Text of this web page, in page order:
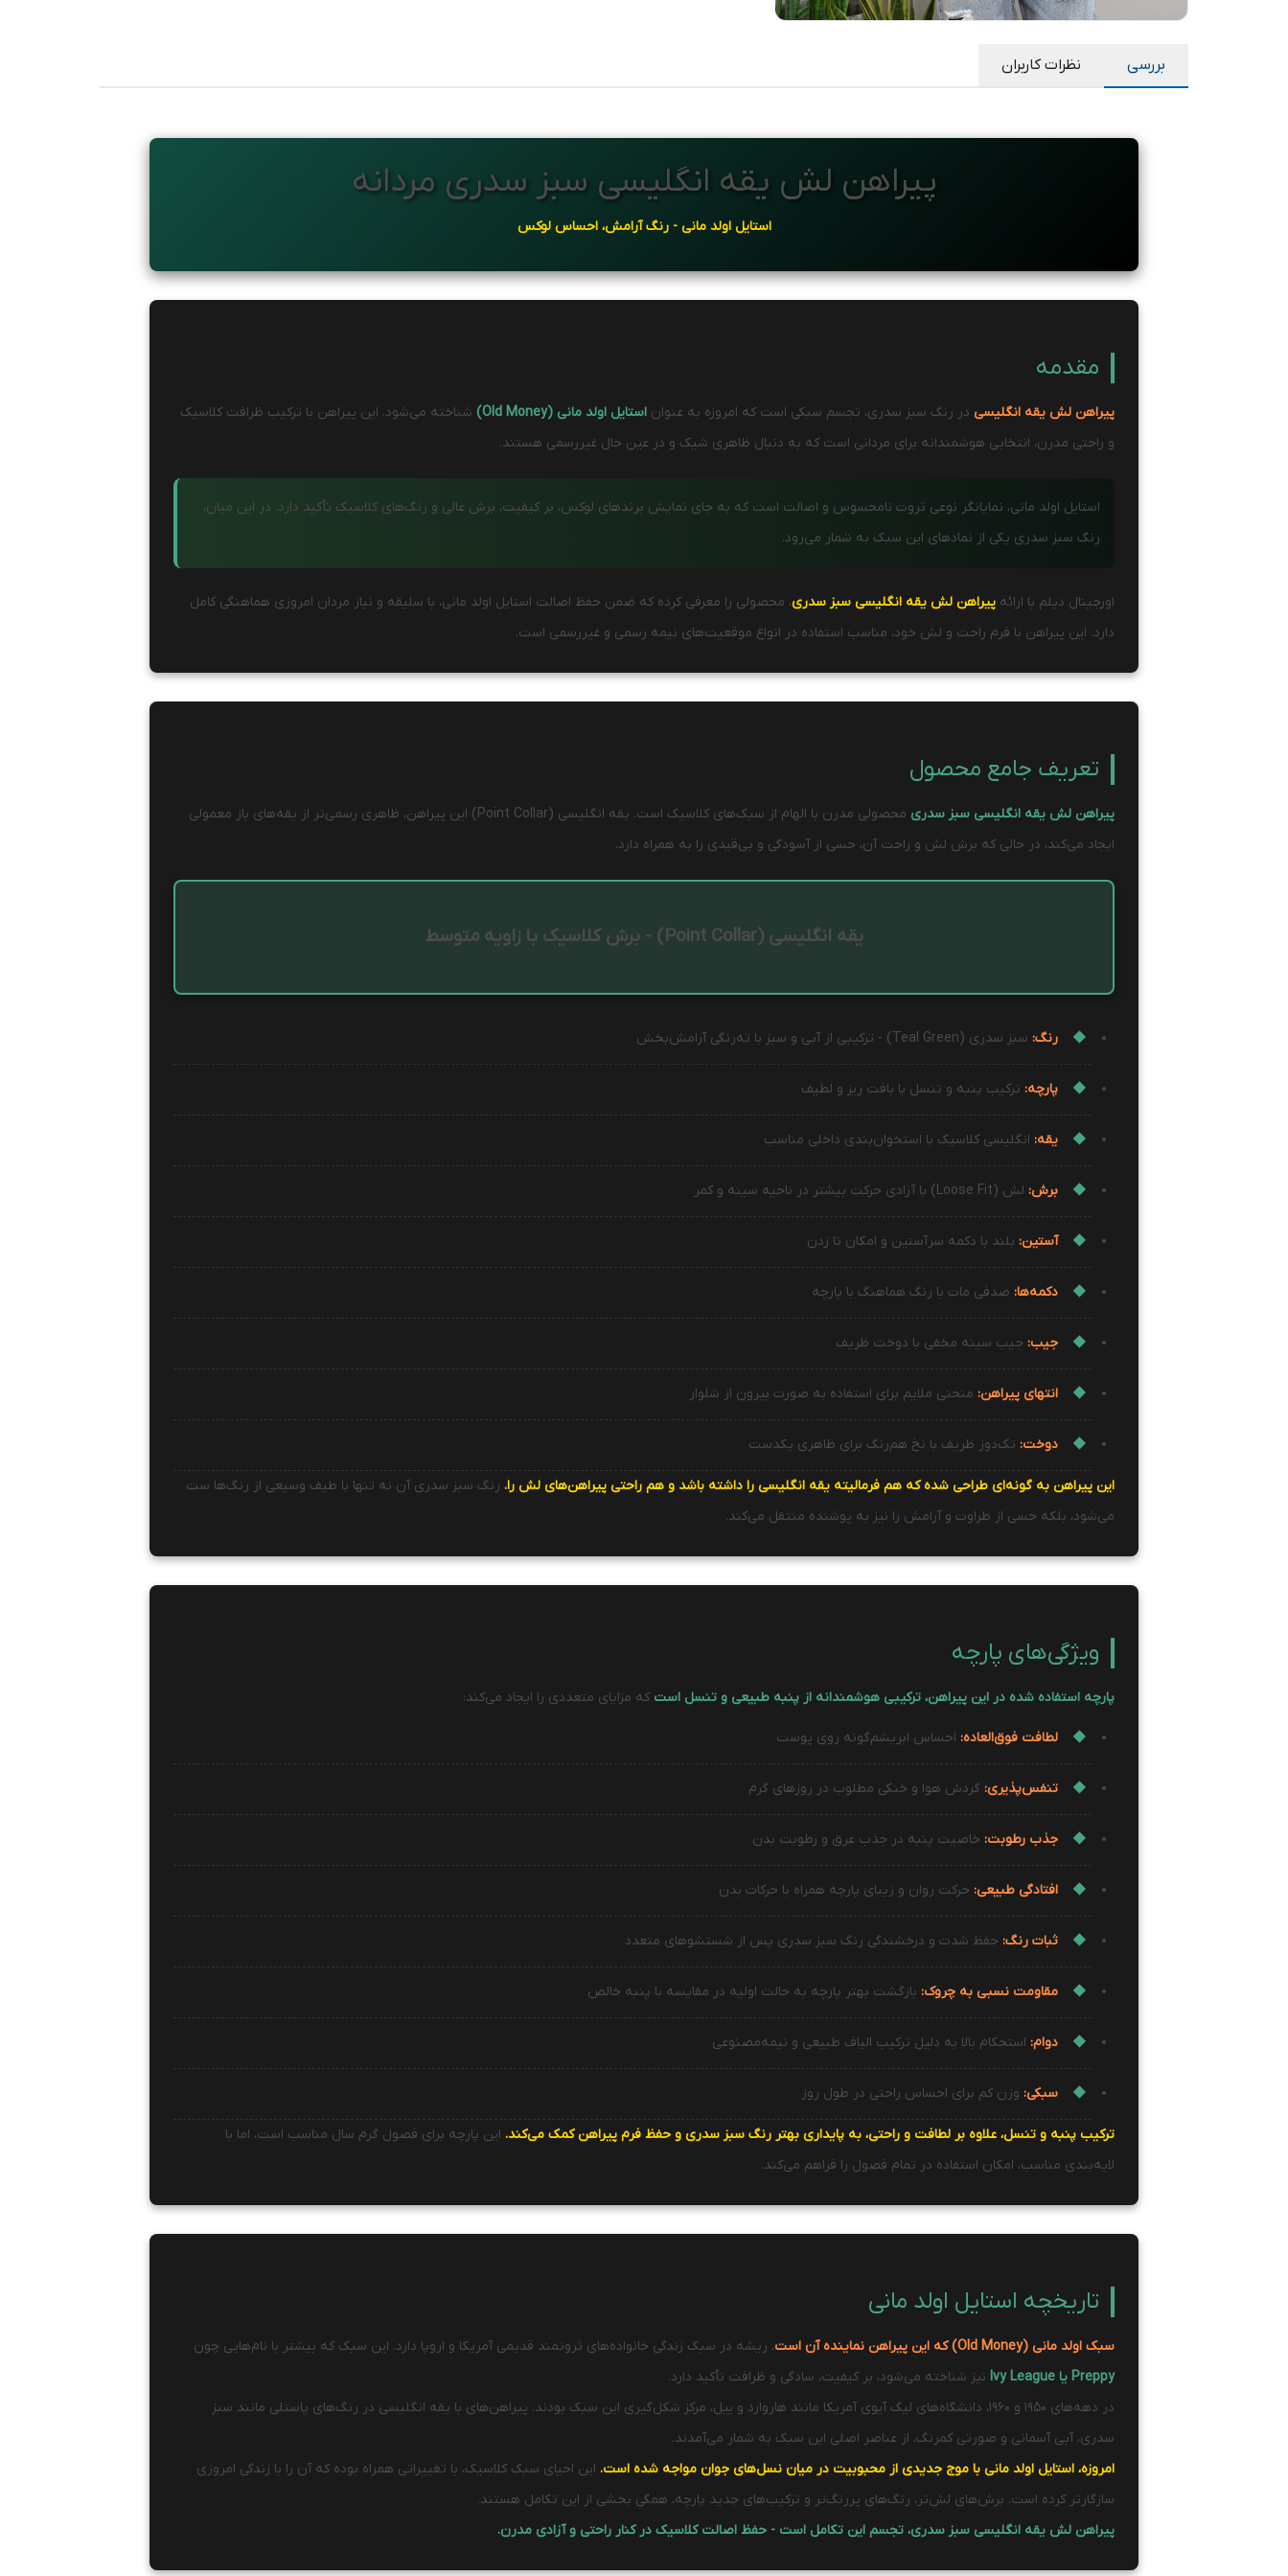
بررسی نظرات کاربران
پیراهن لش یقه انگلیسی سبز سدری مردانه
استایل اولد مانی - رنگ آرامش، احساس لوکس
مقدمه
پیراهن لش یقه انگلیسی در رنگ سبز سدری، تجسم سبکی است که امروزه به عنوان استایل اولد مانی (Old Money)
شناخته می‌شود. این پیراهن با ترکیب ظرافت کلاسیک
و راحتی مدرن، انتخابی هوشمندانه برای مردانی است که به دنبال ظاهری شیک و در عین حال غیررسمی هستند.
استایل اولد مانی، نمایانگر نوعی ثروت نامحسوس و اصالت است که به جای نمایش برند‌های لوکس، بر کیفیت، برش عالی و رنگ‌های کلاسیک تأکید دارد. در این میان،
رنگ سبز سدری یکی از نمادهای این سبک به شمار می‌رود.
اورجینال دیلم با ارائه پیراهن لش یقه انگلیسی سبز سدری، محصولی را معرفی کرده که ضمن حفظ اصالت استایل اولد مانی، با سلیقه و نیاز مردان امروزی هماهنگی کامل
دارد. این پیراهن با فرم راحت و لش خود، مناسب استفاده در انواع موقعیت‌های نیمه رسمی و غیررسمی است.
تعریف جامع محصول
پیراهن لش یقه انگلیسی سبز سدری
محصولی مدرن با الهام از سبک‌های کلاسیک است. یقه انگلیسی (Point Collar) این پیراهن، ظاهری رسمی‌تر از یقه‌های باز معمولی
ایجاد می‌کند، در حالی که برش لش و راحت آن، حسی از آسودگی و بی‌قیدی را به همراه دارد.
یقه انگلیسی (Point Collar) - برش کلاسیک با زاویه متوسط
رنگ: سبز سدری (Teal Green) - ترکیبی از آبی و سبز با ته‌رنگی آرامش‌بخش
پارچه: ترکیب پنبه و تنسل با بافت ریز و لطیف
یقه: انگلیسی کلاسیک با استخوان‌بندی داخلی مناسب
برش: لش (Loose Fit) با آزادی حرکت بیشتر در ناحیه سینه و کمر
آستین: بلند با دکمه سرآستین و امکان تا زدن
دکمه‌ها: صدفی مات با رنگ هماهنگ با پارچه
جیب: جیب سینه مخفی با دوخت ظریف
انتهای پیراهن: منحنی ملایم برای استفاده به صورت بیرون از شلوار
دوخت: تک‌دوز ظریف با نخ هم‌رنگ برای ظاهری یکدست
این پیراهن به گونه‌ای طراحی شده که هم فرمالیته یقه انگلیسی را داشته باشد و هم راحتی پیراهن‌های لش را. رنگ سبز سدری آن نه تنها با طیف وسیعی از رنگ‌ها ست
می‌شود، بلکه حسی از طراوت و آرامش را نیز به پوشنده منتقل می‌کند.
ویژگی‌های پارچه
پارچه استفاده شده در این پیراهن، ترکیبی هوشمندانه از پنبه طبیعی و تنسل است که مزایای متعددی را ایجاد می‌کند:
لطافت فوق‌العاده: احساس ابریشم‌گونه روی پوست
تنفس‌پذیری: گردش هوا و خنکی مطلوب در روزهای گرم
جذب رطوبت: خاصیت پنبه در جذب عرق و رطوبت بدن
افتادگی طبیعی: حرکت روان و زیبای پارچه همراه با حرکات بدن
ثبات رنگ: حفظ شدت و درخشندگی رنگ سبز سدری پس از شستشوهای متعدد
مقاومت نسبی به چروک: بازگشت بهتر پارچه به حالت اولیه در مقایسه با پنبه خالص
دوام: استحکام بالا به دلیل ترکیب الیاف طبیعی و نیمه‌مصنوعی
سبکی: وزن کم برای احساس راحتی در طول روز
ترکیب پنبه و تنسل، علاوه بر لطافت و راحتی، به پایداری بهتر رنگ سبز سدری و حفظ فرم پیراهن کمک می‌کند. این پارچه برای فصول گرم سال مناسب است، اما با
لایه‌بندی مناسب، امکان استفاده در تمام فصول را فراهم می‌کند.
تاریخچه استایل اولد مانی
سبک اولد مانی (Old Money) که این پیراهن نماینده آن است
، ریشه در سبک زندگی خانواده‌های ثروتمند قدیمی آمریکا و اروپا دارد. این سبک که بیشتر با نام‌هایی چون
Preppy یا Ivy League
نیز شناخته می‌شود، بر کیفیت، سادگی و ظرافت تأکید دارد.
در دهه‌های 1950 و 1960، دانشگاه‌های لیگ آیوی آمریکا مانند هاروارد و ییل، مرکز شکل‌گیری این سبک بودند. پیراهن‌های با یقه انگلیسی در رنگ‌های پاستلی مانند سبز
سدری، آبی آسمانی و صورتی کمرنگ، از عناصر اصلی این سبک به شمار می‌آمدند.
امروزه، استایل اولد مانی با موج جدیدی از محبوبیت در میان نسل‌های جوان مواجه شده است. این احیای سبک کلاسیک، با تغییراتی همراه بوده که آن را با زندگی امروزی
سازگارتر کرده است. برش‌های لش‌تر، رنگ‌های پررنگ‌تر و ترکیب‌های جدید پارچه، همگی بخشی از این تکامل هستند.
پیراهن لش یقه انگلیسی سبز سدری، تجسم این تکامل است - حفظ اصالت کلاسیک در کنار راحتی و آزادی مدرن.